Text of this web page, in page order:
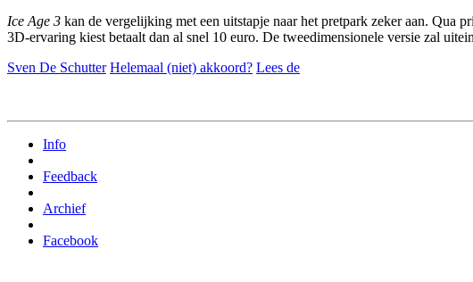
Ice Age 3 kan de vergelijking met een uitstapje naar het pretpark zeker aan. Qua
3D-ervaring kiest betaalt dan al snel 10 euro. De tweedimensionele versie zal
Sven De Schutter Helemaal (niet) akkoord? Lees de
Info
Feedback
Archief
Facebook